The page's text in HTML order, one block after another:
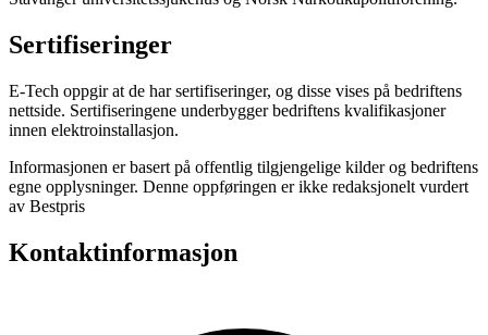
Sertifiseringer
E-Tech oppgir at de har sertifiseringer, og disse vises på bedriftens
nettside. Sertifiseringene underbygger bedriftens kvalifikasjoner
innen elektroinstallasjon.
Informasjonen er basert på offentlig tilgjengelige kilder og bedriftens
egne opplysninger. Denne oppføringen er ikke redaksjonelt vurdert
av Bestpris
Kontaktinformasjon